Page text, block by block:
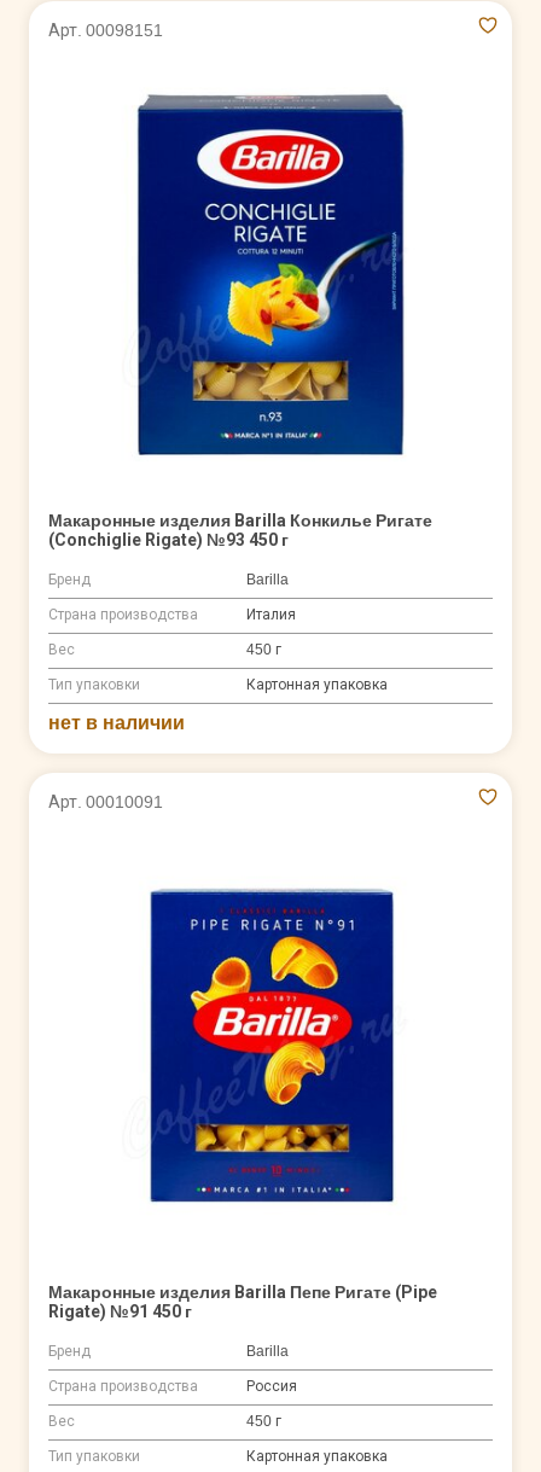
Арт. 00098151
Макаронные изделия Barilla Конкилье Ригате
(Conchiglie Rigate) №93 450 г
Бренд Barilla
Страна производства Италия
Вес 450 г
Тип упаковки Картонная упаковка
нет в наличии
Арт. 00010091
Макаронные изделия Barilla Пепе Ригате (Pipe
Rigate) №91 450 г
Бренд Barilla
Страна производства Россия
Вес 450 г
Тип упаковки Картонная упаковка